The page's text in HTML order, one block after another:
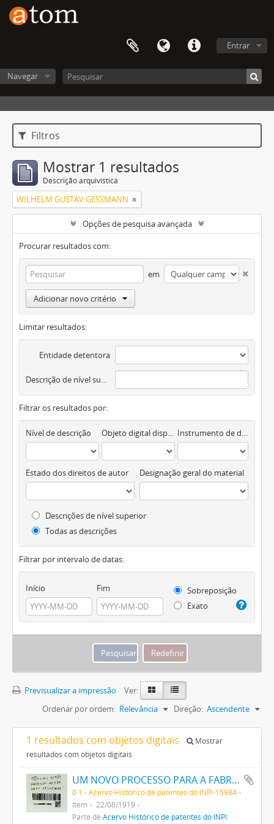
Entrar
Navegar
Filtros
Mostrar 1 resultados
Descrição arquivística
WILHELM GUSTAV GESSMANN
Opções de pesquisa avançada
Procurar resultados com:
em
Adicionar novo critério
Limitar resultados:
Entidade detentora
Descrição de nível superior
Filtrar os resultados por:
Nível de descrição Objeto digital disponível Instrumento de descrição documental
Estado dos direitos de autor Designação geral do material
Descrições de nível superior
Todas as descrições
Filtrar por intervalo de datas:
Início Fim
Sobreposição
Exato
Previsualizar a impressão
Ver:
Ordenar por ordem: Relevância Direção: Ascendente
1 resultados com objetos digitais
Mostrar
resultados com objetos digitais
UM NOVO PROCESSO PARA A FABRICAÇÃO DE TINTAS EM PÓ POR MEIO DA PRECIPITAÇÃO E FIXAÇÃO DE TINTAS ANILINAS SOBRE CORPOS MINERAES
0.1 - Acervo Histórico de patentes do INPI-15984
Item
22/08/1919
Parte de Acervo Histórico de patentes do INPI